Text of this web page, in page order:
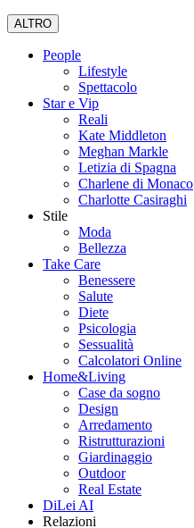
ALTRO
People
Lifestyle
Spettacolo
Star e Vip
Reali
Kate Middleton
Meghan Markle
Letizia di Spagna
Charlene di Monaco
Charlotte Casiraghi
Stile
Moda
Bellezza
Take Care
Benessere
Salute
Diete
Psicologia
Sessualità
Calcolatori Online
Home&Living
Case da sogno
Design
Arredamento
Ristrutturazioni
Giardinaggio
Outdoor
Real Estate
DiLei AI
Relazioni